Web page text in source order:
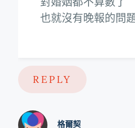
也就沒有晚報的問
REPLY
格爾契